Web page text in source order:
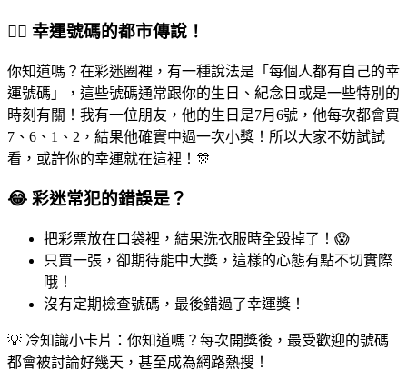
🧙‍♂️ 幸運號碼的都市傳說！
你知道嗎？在彩迷圈裡，有一種說法是「每個人都有自己的幸
運號碼」，這些號碼通常跟你的生日、紀念日或是一些特別的
時刻有關！我有一位朋友，他的生日是7月6號，他每次都會買
7、6、1、2，結果他確實中過一次小獎！所以大家不妨試試
看，或許你的幸運就在這裡！🎊
😂 彩迷常犯的錯誤是？
把彩票放在口袋裡，結果洗衣服時全毀掉了！😱
只買一張，卻期待能中大獎，這樣的心態有點不切實際
哦！
沒有定期檢查號碼，最後錯過了幸運獎！
💡 冷知識小卡片：你知道嗎？每次開獎後，最受歡迎的號碼
都會被討論好幾天，甚至成為網路熱搜！